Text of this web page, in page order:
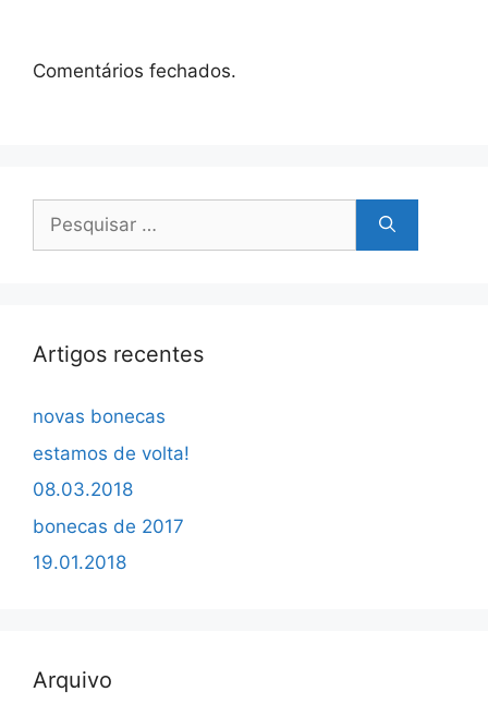
Comentários fechados.
Pesquisar
Artigos recentes
novas bonecas
estamos de volta!
08.03.2018
bonecas de 2017
19.01.2018
Arquivo